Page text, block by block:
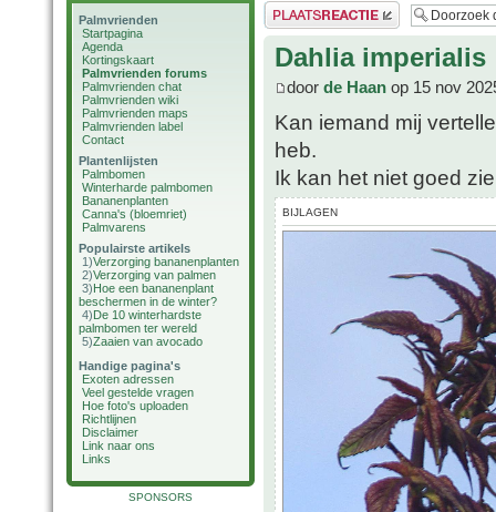
Palmvrienden
Startpagina
Agenda
Kortingskaart
Palmvrienden forums
Palmvrienden chat
Palmvrienden wiki
Palmvrienden maps
Palmvrienden label
Contact
Plantenlijsten
Palmbomen
Winterharde palmbomen
Bananenplanten
Canna's (bloemriet)
Palmvarens
Populairste artikels
1)Verzorging bananenplanten
2)Verzorging van palmen
3)Hoe een bananenplant
beschermen in de winter?
4)De 10 winterhardste
palmbomen ter wereld
5)Zaaien van avocado
Handige pagina's
Exoten adressen
Veel gestelde vragen
Hoe foto's uploaden
Richtlijnen
Disclaimer
Link naar ons
Links
SPONSORS
Plaats een reactie
Dahlia imperialis
door de Haan op 15 nov
Kan iemand mij
heb.
Ik kan het niet goed
BIJLAGEN